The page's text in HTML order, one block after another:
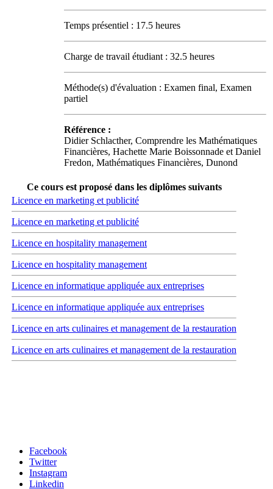
Temps présentiel : 17.5 heures
Charge de travail étudiant : 32.5 heures
Méthode(s) d'évaluation : Examen final, Examen
partiel
Référence :
Didier Schlacther, Comprendre les Mathématiques
Financières, Hachette Marie Boissonnade et Daniel
Fredon, Mathématiques Financières, Dunond
Ce cours est proposé dans les diplômes suivants
Licence en marketing et publicité
Licence en marketing et publicité
Licence en hospitality management
Licence en hospitality management
Licence en informatique appliquée aux entreprises
Licence en informatique appliquée aux entreprises
Licence en arts culinaires et management de la restauration
Licence en arts culinaires et management de la restauration
Facebook
Twitter
Instagram
Linkedin